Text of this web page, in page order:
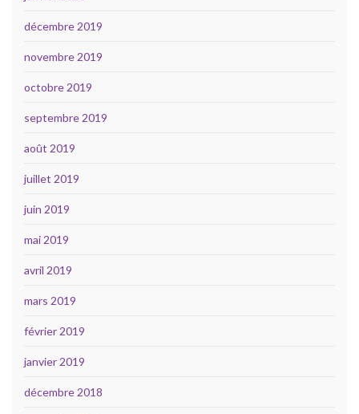
décembre 2019
novembre 2019
octobre 2019
septembre 2019
août 2019
juillet 2019
juin 2019
mai 2019
avril 2019
mars 2019
février 2019
janvier 2019
décembre 2018